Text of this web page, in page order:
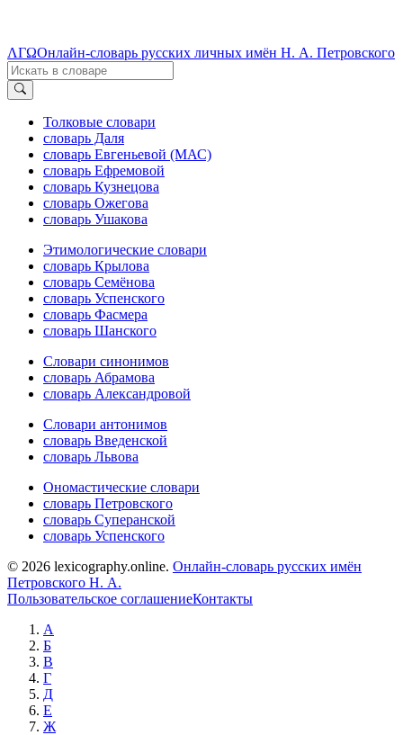
ΛΓΩОнлайн-словарь русских личных имён Н. А. Петровского
Толковые словари
словарь Даля
словарь Евгеньевой (МАС)
словарь Ефремовой
словарь Кузнецова
словарь Ожегова
словарь Ушакова
Этимологические словари
словарь Крылова
словарь Семёнова
словарь Успенского
словарь Фасмера
словарь Шанского
Словари синонимов
словарь Абрамова
словарь Александровой
Словари антонимов
словарь Введенской
словарь Львова
Ономастические словари
словарь Петровского
словарь Суперанской
словарь Успенского
© 2026 lexicography.online. Онлайн-словарь русских имён
Петровского Н. А.
Пользовательское соглашениеКонтакты
А
Б
В
Г
Д
Е
Ж